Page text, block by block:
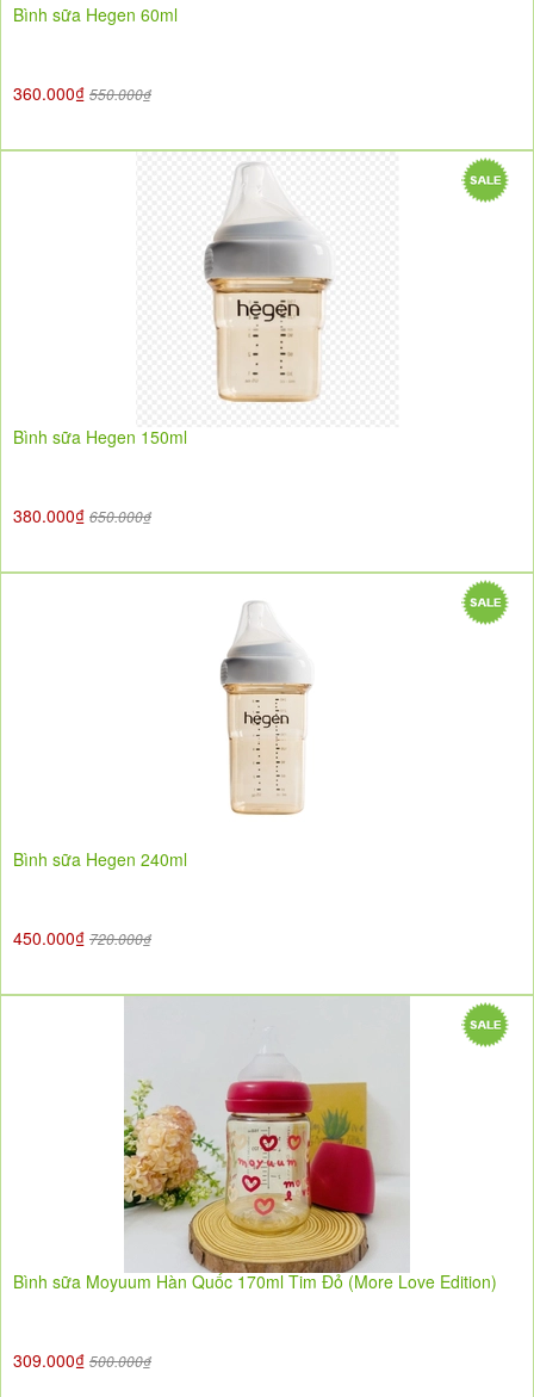
Bình sữa Hegen 60ml
360.000₫ 550.000₫
Bình sữa Hegen 150ml
380.000₫ 650.000₫
Bình sữa Hegen 240ml
450.000₫ 720.000₫
Bình sữa Moyuum Hàn Quốc 170ml Tim Đỏ (More Love Edition)
309.000₫ 500.000₫